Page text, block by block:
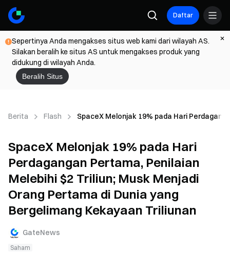
Daftar
Sepertinya Anda mengakses situs web kami dari wilayah AS.
Silakan beralih ke situs AS untuk mengakses produk yang
didukung di wilayah Anda.
Beralih Situs
Berita Flash SpaceX Melonjak 19% pada Hari
SpaceX Melonjak 19% pada Hari
Perdagangan Pertama, Penilaian
Melebihi $2 Triliun; Musk Menjadi
Orang Pertama di Dunia yang
Bergelimang Kekayaan Triliunan
GateNews
Saham